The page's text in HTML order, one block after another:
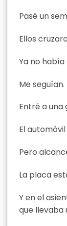
Pasé un
Ellos
Ya no había
Me seguían.
Entré a una
El
Pero
La placa
Y en el
que llevaba